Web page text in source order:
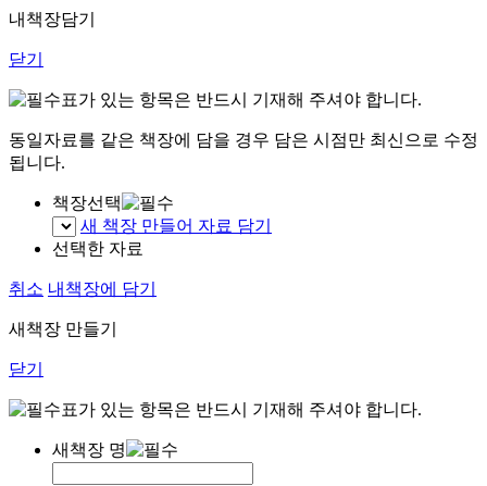
내책장담기
닫기
표가 있는 항목은 반드시 기재해 주셔야 합니다.
동일자료를 같은 책장에 담을 경우 담은 시점만 최신으로 수정
됩니다.
책장선택
새 책장 만들어 자료 담기
선택한 자료
취소 내책장에 담기
새책장 만들기
닫기
표가 있는 항목은 반드시 기재해 주셔야 합니다.
새책장 명